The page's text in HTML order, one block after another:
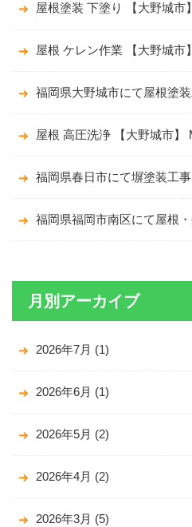
屋根塗装 下塗り 【大野城市
屋根 ケレン作業 【大野城市
福岡県大野城市にて屋根塗
屋根 高圧洗浄 【大野城市】
福岡県春日市にて塀塗装工
福岡県福岡市南区にて屋根
月別アーカイブ
2026年7月 (1)
2026年6月 (1)
2026年5月 (2)
2026年4月 (2)
2026年3月 (5)